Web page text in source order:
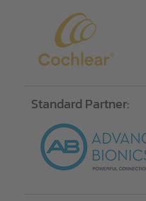
Standard Partner: